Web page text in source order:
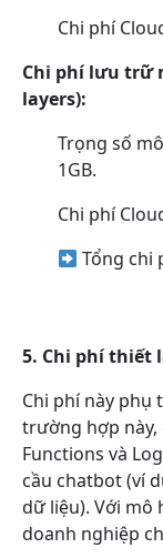
Chi phí
Chi phí lưu trữ
layers):
Trọng số
1GB.
Chi phí
Tổng chi
5. Chi phí thiết
Chi phí này phụ
trường hợp này,
Functions và
cầu chatbot (ví
dữ liệu). Với mô
doanh nghiệp